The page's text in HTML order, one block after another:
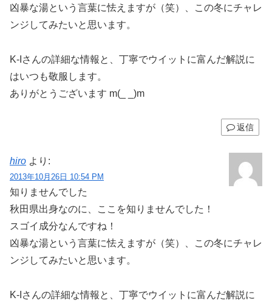
凶暴な湯という言葉に怯えますが（笑）、この冬にチャレ
ンジしてみたいと思います。
K-Iさんの詳細な情報と、丁寧でウイットに富んだ解説に
はいつも敬服します。
ありがとうございます m(_ _)m
返信
hiro より:
2013年10月26日 10:54 PM
知りませんでした
秋田県出身なのに、ここを知りませんでした！
スゴイ成分なんですね！
凶暴な湯という言葉に怯えますが（笑）、この冬にチャレ
ンジしてみたいと思います。
K-Iさんの詳細な情報と、丁寧でウイットに富んだ解説に